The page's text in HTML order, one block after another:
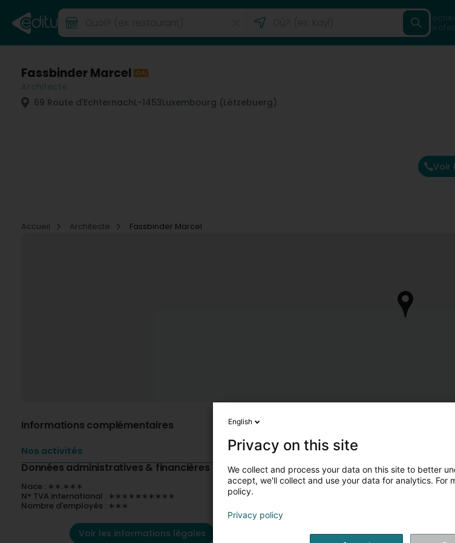
Fassbinder Marcel OAI
69 Route d'EchternachL-1453Luxembourg (Lëtzebuerg)
Voir
Accueil
Architecte Fassbinder Marcel
Informations complémentaires
Nos activités
Données administratives & financières
Nace : ∗∗.∗∗∗
N° TVA international : ∗∗∗∗∗∗∗∗∗∗
Nombre d'employés : ∗∗∗
Voir les informations légales
English
Privacy on this site
We collect and process your data on this site to better
accept, we'll collect and use your data for analytics. For
policy.
Privacy policy